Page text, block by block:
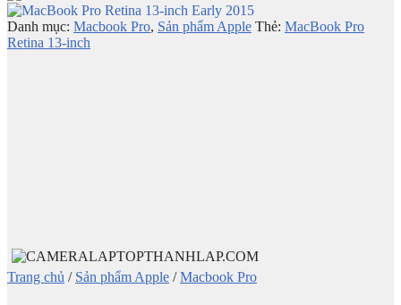
Danh mục: Macbook Pro, Sản phẩm Apple Thẻ: MacBook Pro
Retina 13-inch
Trang chủ / Sản phẩm Apple / Macbook Pro